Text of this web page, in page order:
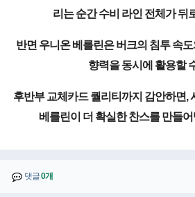
리는 순간 수비 라인 전체가 뒤
반면 우니온 베를린은 버크의 침투 속
향력을 동시에 활용할
후반부 교체카드 퀄리티까지 감안하면,
베를린이 더 확실한 찬스를 만들
댓글0개